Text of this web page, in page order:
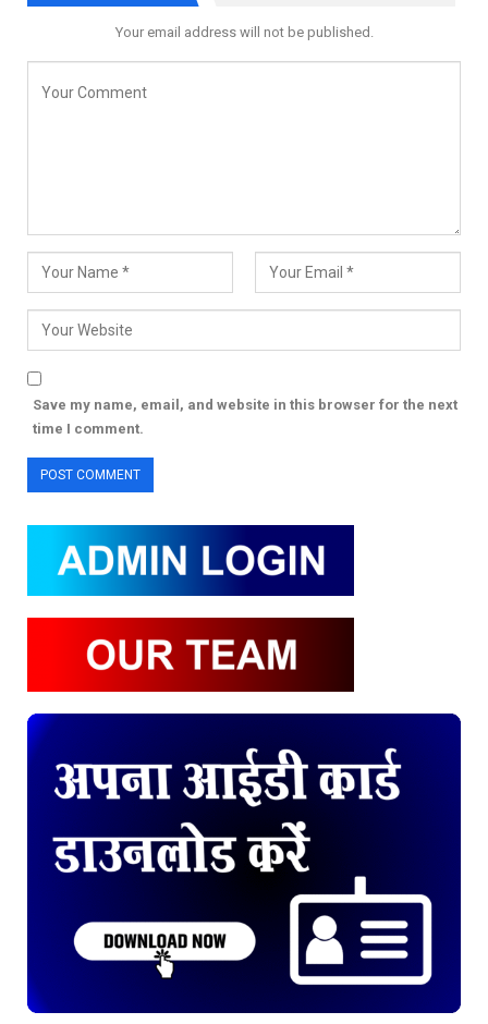
Your email address will not be published.
Save my name, email, and website in this browser for the next
time I comment.